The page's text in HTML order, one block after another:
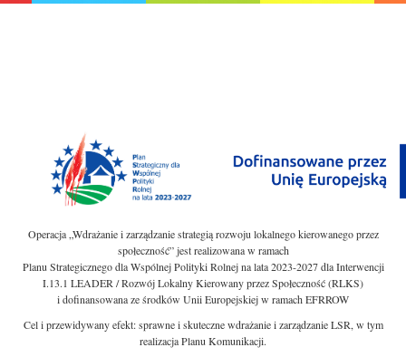
Operacja „Wdrażanie i zarządzanie strategią rozwoju lokalnego kierowanego przez
społeczność” jest realizowana w ramach
Planu Strategicznego dla Wspólnej Polityki Rolnej na lata 2023-2027 dla Interwencji
I.13.1 LEADER / Rozwój Lokalny Kierowany przez Społeczność (RLKS)
i dofinansowana ze środków Unii Europejskiej w ramach EFRROW
Cel i przewidywany efekt: sprawne i skuteczne wdrażanie i zarządzanie LSR, w tym
realizacja Planu Komunikacji.